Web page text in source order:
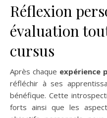
Réflexion
évaluation
cursus
Après chaque expérience
réfléchir à ses
bénéfique. Cette
forts ainsi que les